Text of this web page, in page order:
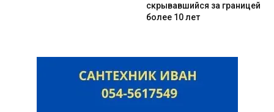
скрывавшийся за границей
более 10 лет